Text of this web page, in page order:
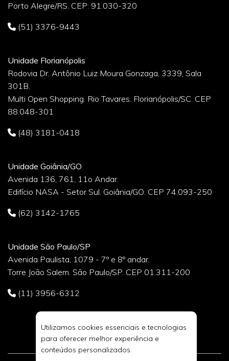
Porto Alegre/RS. CEP: 91.030-320
(51) 3376-9443
Unidade Florianópolis
Rodovia Dr. Antônio Luiz Moura Gonzaga, 3339, Sala
301B.
Multi Open Shopping. Rio Tavares. Florianópolis/SC. CEP
88.048-301
(48) 3181-0418
Unidade Goiânia/GO
Avenida 136, 761, 11o Andar.
Edifício NASA - Setor Sul. Goiânia/GO. CEP 74.093-250
(62) 3142-1765
Unidade São Paulo/SP
Avenida Paulista, 1079 - 7º e 8º andar.
Torre João Salem. São Paulo/SP. CEP 01.311-200
(11) 3956-6312
Utilizamos cookies essenciais e tecnologias
para oferecer melhor experiência e
conteúdos personalizados.